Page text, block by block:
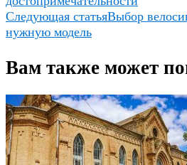
Следующая статьяВыбор
нужную модель
Вам также может